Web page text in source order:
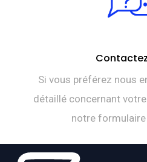
Si vous préférez nous
détaillé concernant
notre